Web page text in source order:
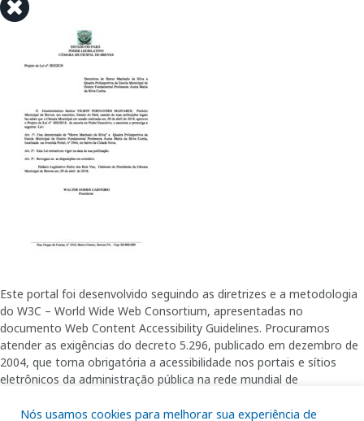
Nós usamos cookies para melhorar sua experiência de
Este portal foi desenvolvido seguindo as diretrizes e a metodologia
do W3C – World Wide Web Consortium, apresentadas no
documento Web Content Accessibility Guidelines. Procuramos
atender as exigências do decreto 5.296, publicado em dezembro de
2004, que torna obrigatória a acessibilidade nos portais e sítios
eletrônicos da administração pública na rede mundial de
garantindo-lhes o pleno acesso aos conteúdos disponíveis.